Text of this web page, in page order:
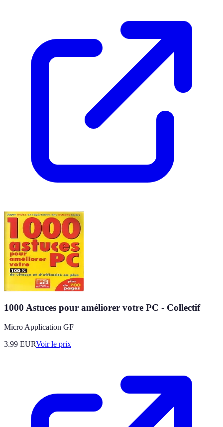
1000 Astuces pour améliorer votre PC - Collectif
Micro Application GF
3.99 EURVoir le prix